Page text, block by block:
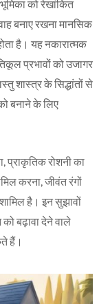
को रेखांकित
बनाए रखना मानसिक
है। यह नकारात्मक
प्रभावों को उजागर
शास्त्र के सिद्धांतों से
बनाने के लिए
प्राकृतिक रोशनी का
करना, जीवंत रंगों
है। इन सुझावों
बढ़ावा देने वाले
हैं।